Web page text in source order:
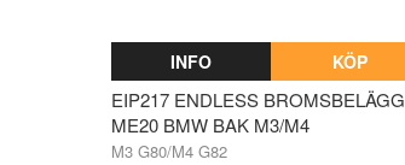
INFO KÖP
EIP217 ENDLESS BROMSBELÄGG
ME20 BMW BAK M3/M4
M3 G80/M4 G82